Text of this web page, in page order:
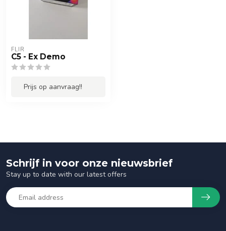
FLIR
C5 - Ex Demo
Prijs op aanvraag!!
Schrijf in voor onze nieuwsbrief
Stay up to date with our latest offers